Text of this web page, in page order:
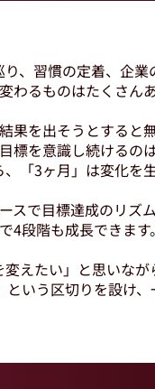
、習慣の定着、企業
わるものはたくさんあ
果を出そうとすると
標を意識し続けるのは
「3ヶ月」は変化を
スで目標達成のリズ
4段階も成長できます。
変えたい」と思いな
という区切りを設け